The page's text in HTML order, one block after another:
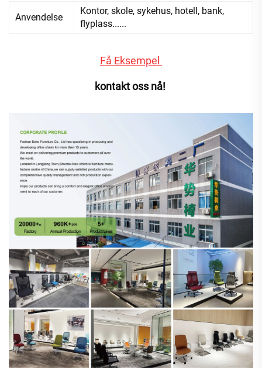
Anvendelse
Kontor, skole, sykehus, hotell, bank,
flyplass......
Få Eksempel
kontakt oss nå!